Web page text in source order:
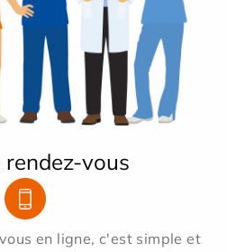
rendez-vous
en ligne, c'est simple et